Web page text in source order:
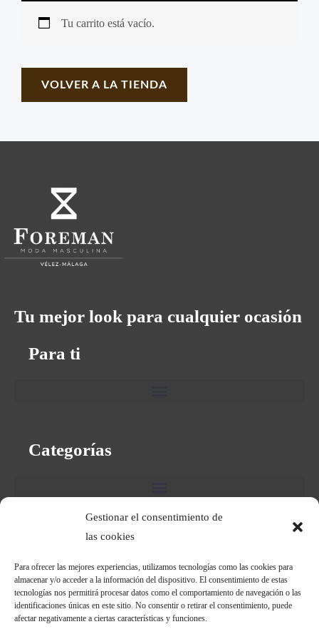
Gestionar el consentimiento de
las cookies
Para ofrecer las mejores experiencias, utilizamos tecnologías como las cookies para
almacenar y/o acceder a la información del dispositivo. El consentimiento de estas
tecnologías nos permitirá procesar datos como el comportamiento de navegación o las
identificaciones únicas en este sitio. No consentir o retirar el consentimiento, puede
afectar negativamente a ciertas características y funciones.
Tu carrito está vacío.
VOLVER A LA TIENDA
Tu mejor look para cualquier ocasión
Para ti
Categorías
Textos Legales